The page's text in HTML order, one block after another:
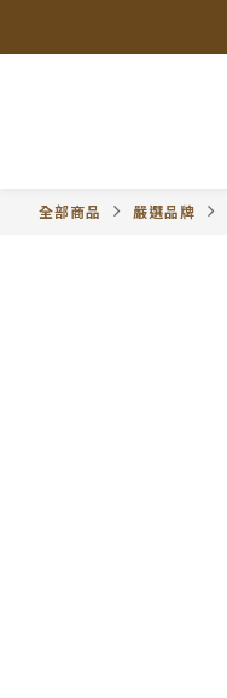
全部商品 嚴選品牌